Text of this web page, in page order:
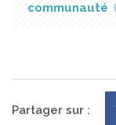
communauté
Partager sur :